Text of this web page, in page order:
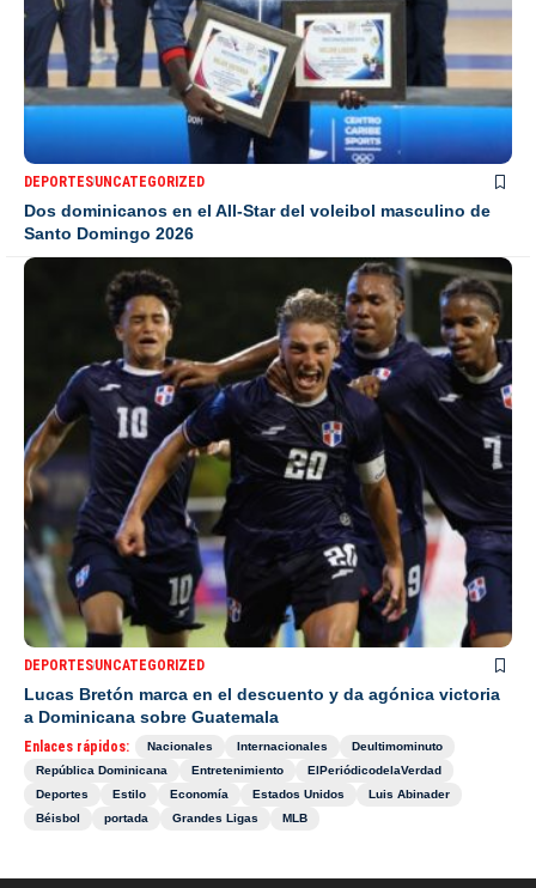
DEPORTESUNCATEGORIZED
Dos dominicanos en el All-Star del voleibol masculino de
Santo Domingo 2026
DEPORTESUNCATEGORIZED
Lucas Bretón marca en el descuento y da agónica victoria
a Dominicana sobre Guatemala
Enlaces rápidos: Nacionales Internacionales
Deultimominuto
República Dominicana
Entretenimiento
ElPeriódicodelaVerdad
Deportes
Estilo Economía Estados Unidos
Luis Abinader
Béisbol
portada Grandes Ligas MLB